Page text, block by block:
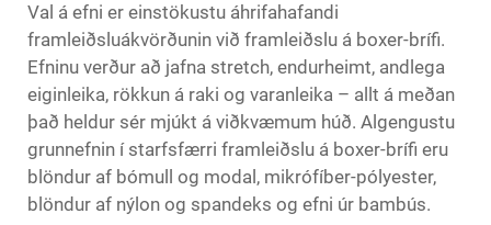
Val á efni er einstökustu áhrifahafandi
framleiðsluákvörðunin við framleiðslu á boxer-brífi.
Efninu verður að jafna stretch, endurheimt, andlega
eiginleika, rökkun á raki og varanleika – allt á meðan
það heldur sér mjúkt á viðkvæmum húð. Algengustu
grunnefnin í starfsfærri framleiðslu á boxer-brífi eru
blöndur af bómull og modal, mikrófíber-pólyester,
blöndur af nýlon og spandeks og efni úr bambús.